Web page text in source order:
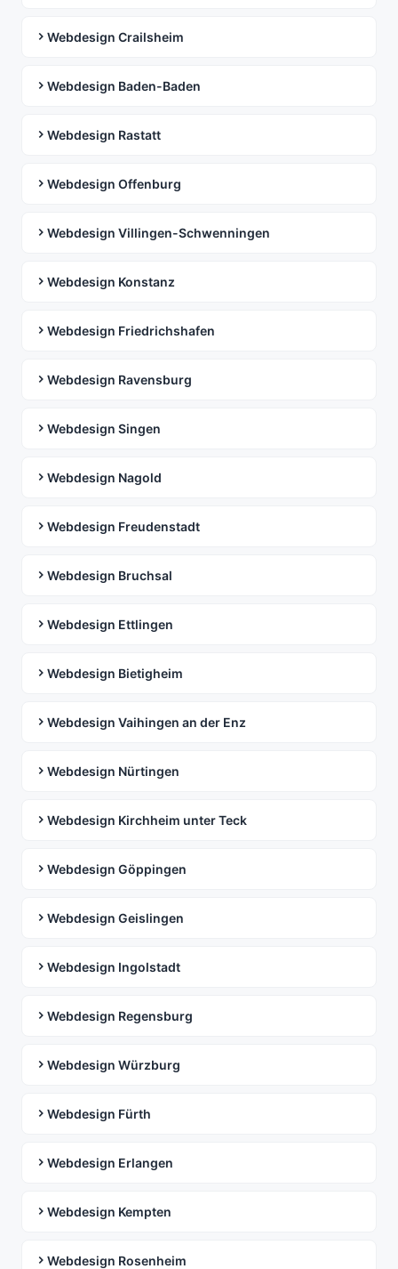
Webdesign Crailsheim
Webdesign Baden-Baden
Webdesign Rastatt
Webdesign Offenburg
Webdesign Villingen-Schwenningen
Webdesign Konstanz
Webdesign Friedrichshafen
Webdesign Ravensburg
Webdesign Singen
Webdesign Nagold
Webdesign Freudenstadt
Webdesign Bruchsal
Webdesign Ettlingen
Webdesign Bietigheim
Webdesign Vaihingen an der Enz
Webdesign Nürtingen
Webdesign Kirchheim unter Teck
Webdesign Göppingen
Webdesign Geislingen
Webdesign Ingolstadt
Webdesign Regensburg
Webdesign Würzburg
Webdesign Fürth
Webdesign Erlangen
Webdesign Kempten
Webdesign Rosenheim